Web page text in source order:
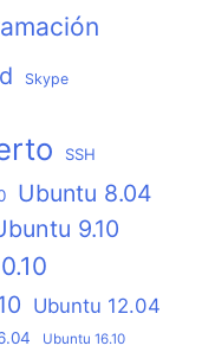
Skype
SSH
Ubuntu 8.04
9.10
Ubuntu 12.04
Ubuntu 16.10